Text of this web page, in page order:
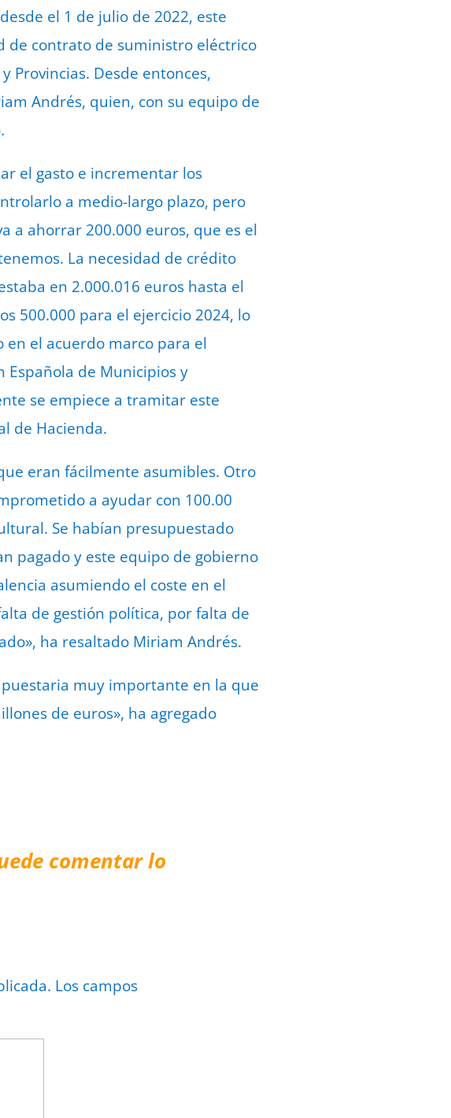
el 1 de julio de 2022, este
de contrato de suministro eléctrico
Provincias. Desde entonces,
Andrés, quien, con su equipo de
el gasto e incrementar los
a medio-largo plazo, pero
a ahorrar 200.000 euros, que es el
La necesidad de crédito
en 2.000.016 euros hasta el
500.000 para el ejercicio 2024, lo
el acuerdo marco para el
de Municipios y
se empiece a tramitar este
de Hacienda.
eran fácilmente asumibles. Otro
a ayudar con 100.00
Se habían presupuestado
pagado y este equipo de gobierno
asumiendo el coste en el
de gestión política, por falta de
ha resaltado Miriam Andrés.
muy importante en la que
de euros», ha agregado
comentar lo
Los campos